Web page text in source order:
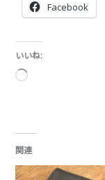
Facebook
いいね:
読
中…
関連